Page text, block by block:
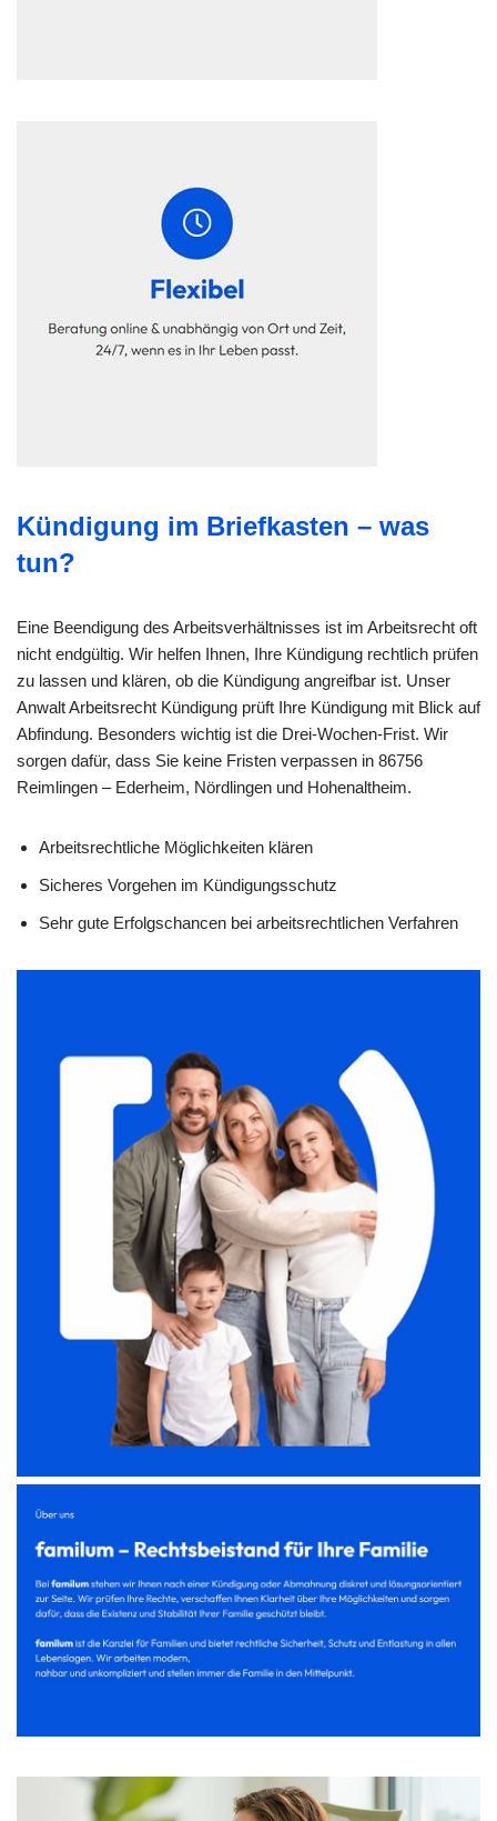
Kündigung im Briefkasten – was
tun?
Eine Beendigung des Arbeitsverhältnisses ist im Arbeitsrecht oft
nicht endgültig. Wir helfen Ihnen, Ihre Kündigung rechtlich prüfen
zu lassen und klären, ob die Kündigung angreifbar ist. Unser
Anwalt Arbeitsrecht Kündigung prüft Ihre Kündigung mit Blick auf
Abfindung. Besonders wichtig ist die Drei-Wochen-Frist. Wir
sorgen dafür, dass Sie keine Fristen verpassen in 86756
Reimlingen – Ederheim, Nördlingen und Hohenaltheim.
Arbeitsrechtliche Möglichkeiten klären
Sicheres Vorgehen im Kündigungsschutz
Sehr gute Erfolgschancen bei arbeitsrechtlichen Verfahren